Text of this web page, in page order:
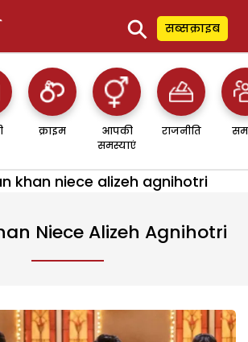
⚲ सब्सक्राइब
क्राइम
आपकी
समस्याएं
राजनीति
khan niece alizeh agnihotri
Niece Alizeh Agnihotri